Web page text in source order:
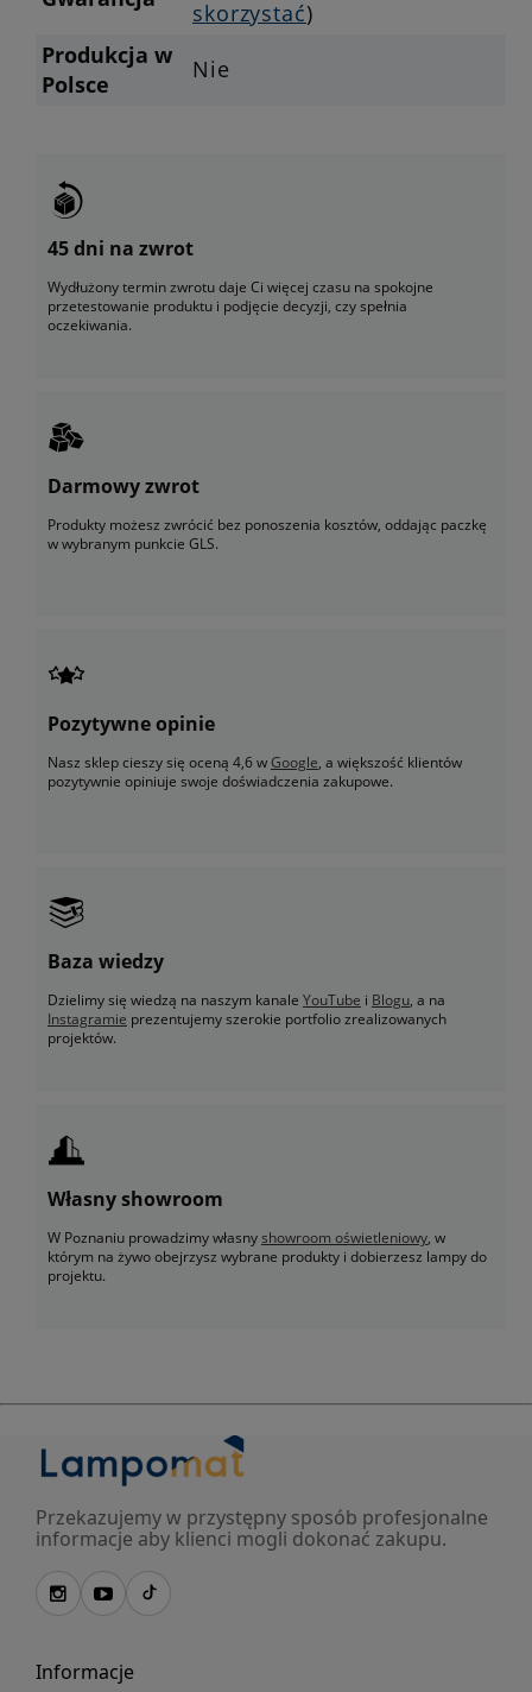
skorzystać)
Produkcja w
Polsce
Nie
45 dni na zwrot
Wydłużony termin zwrotu daje Ci więcej czasu na spokojne
przetestowanie produktu i podjęcie decyzji, czy spełnia
oczekiwania.
Darmowy zwrot
Produkty możesz zwrócić bez ponoszenia kosztów, oddając paczkę
w wybranym punkcie GLS.
Pozytywne opinie
Nasz sklep cieszy się oceną 4,6 wGoogle, a większość klientów
pozytywnie opiniuje swoje doświadczenia zakupowe.
Baza wiedzy
Dzielimy się wiedzą na naszym kanale YouTube i Blogu, a na
Instagramie prezentujemy szerokie portfolio zrealizowanych
projektów.
Własny showroom
W Poznaniu prowadzimy własnyshowroom oświetleniowy, w
którym na żywo obejrzysz wybrane produkty i dobierzesz lampy do
projektu.
Przekazujemy w przystępny sposób profesjonalne
informacje aby klienci mogli dokonać zakupu.
Informacje